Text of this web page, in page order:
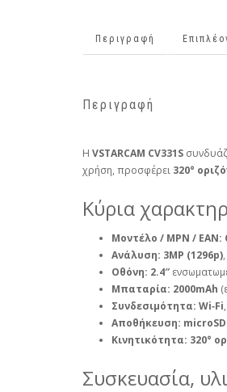
Περιγραφή
Περιγραφή
Η VSTARCAM CV331S
χρήση, προσφέρει 320°
Κύρια
Μοντέλο / MPN / EAN:
Ανάλυση: 3MP (1296p)
Οθόνη: 2.4″
Μπαταρία: 2000mAh
Συνδεσιμότητα: Wi‑Fi
Αποθήκευση:
Κινητικότητα: 320°
Συσκευασία,